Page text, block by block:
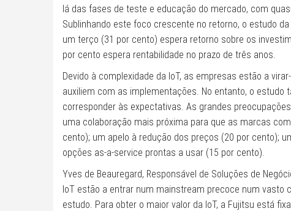
lá das fases de teste e educação do mercado, com
Sublinhando este foco crescente no retorno, o estudo
um terço (31 por cento) espera retorno sobre os
por cento espera rentabilidade no prazo de três anos.
Devido à complexidade da IoT, as empresas estão a
auxiliem com as implementações. No entanto, o
corresponder às expectativas. As grandes
uma colaboração mais próxima para que as marcas
cento); um apelo à redução dos preços (20 por cento);
opções as-a-service prontas a usar (15 por cento).
Yves de Beauregard, Responsável de Soluções de
IoT estão a entrar num mainstream precoce num
estudo. Para obter o maior valor da IoT, a Fujitsu está